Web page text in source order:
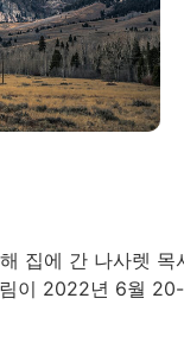
집에 간 나사렛 목
이 2022년 6월